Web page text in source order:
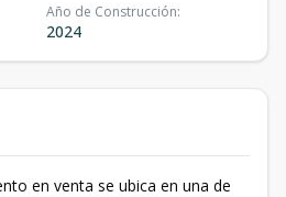
Año de Construcción:
2024
en venta se ubica en una de